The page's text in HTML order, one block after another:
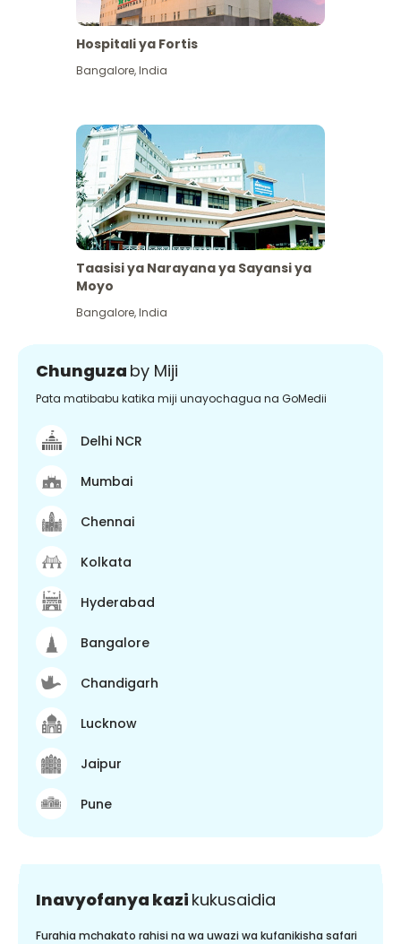
Hospitali ya Fortis
Bangalore,India
Taasisi ya Narayana ya Sayansi ya
Moyo
Bangalore,India
Chunguza by Miji
Pata matibabu katika miji unayochagua na GoMedii
Delhi NCR
Mumbai
Chennai
Kolkata
Hyderabad
Bangalore
Chandigarh
Lucknow
Jaipur
Pune
Inavyofanya kazi kukusaidia
Furahia mchakato rahisi na wa uwazi wa kufanikisha safari